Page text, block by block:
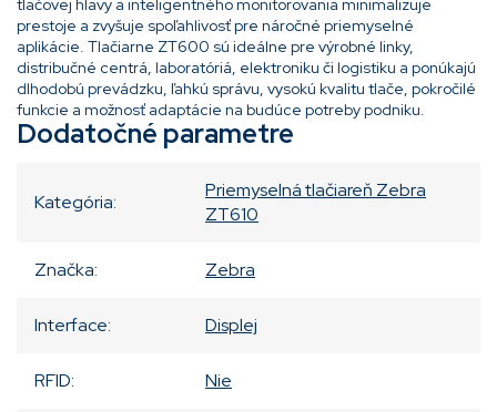
tlačovej hlavy a inteligentného monitorovania minimalizuje
prestoje a zvyšuje spoľahlivosť pre náročné priemyselné
aplikácie. Tlačiarne ZT600 sú ideálne pre výrobné linky,
distribučné centrá, laboratóriá, elektroniku či logistiku a ponúkajú
dlhodobú prevádzku, ľahkú správu, vysokú kvalitu tlače, pokročilé
funkcie a možnosť adaptácie na budúce potreby podniku.
Dodatočné parametre
Kategória:
Priemyselná tlačiareň Zebra
ZT610
Značka: Zebra
Interface: Displej
RFID: Nie